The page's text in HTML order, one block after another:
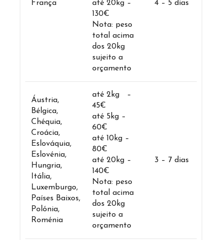
França
até 20kg –
130€
Nota: peso
total acima
dos 20kg
sujeito a
orçamento
4 – 5 dias
Áustria,
Bélgica,
Chéquia,
Croácia,
Eslováquia,
Eslovénia,
Hungria,
Itália,
Luxemburgo,
Países Baixos,
Polónia,
Roménia
até 2kg –
45€
até 5kg –
60€
até 10kg –
80€
até 20kg –
140€
Nota: peso
total acima
dos 20kg
sujeito a
orçamento
3 – 7 dias